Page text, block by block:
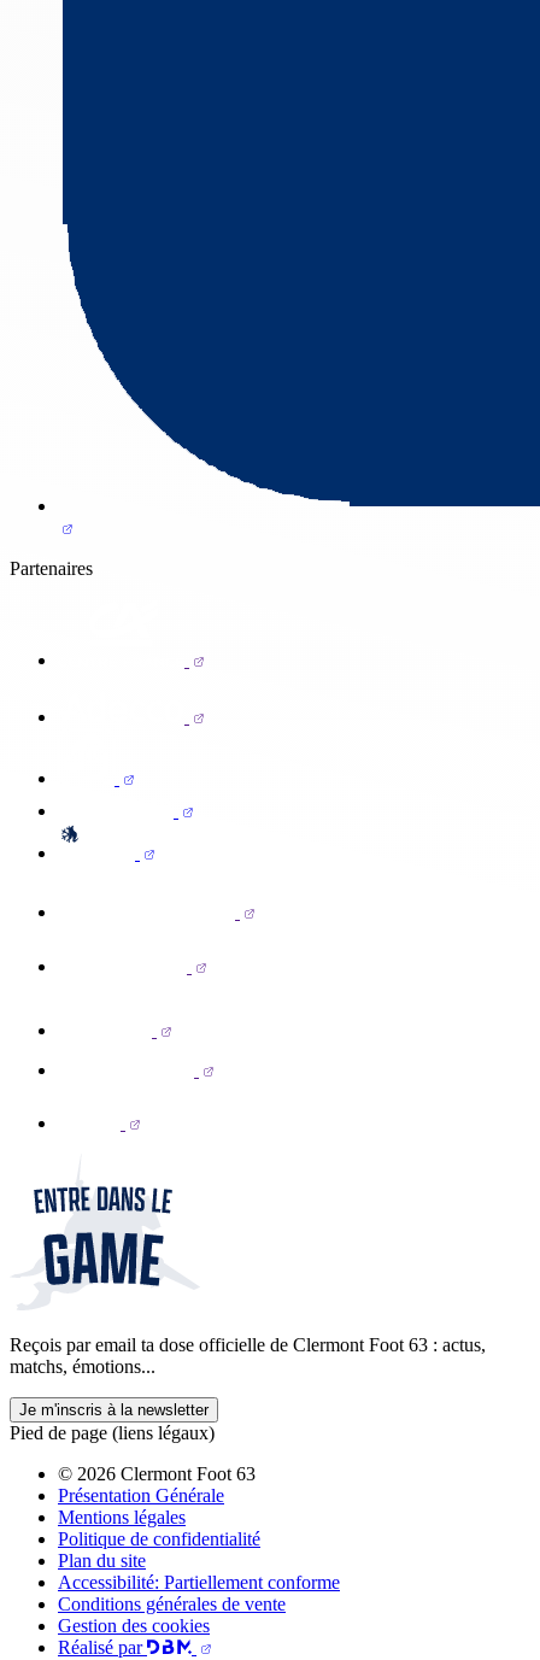
Partenaires
Reçois par email ta dose officielle de Clermont Foot 63 : actus,
matchs, émotions...
Je m'inscris à la newsletter
Pied de page (liens légaux)
© 2026 Clermont Foot 63
Présentation Générale
Mentions légales
Politique de confidentialité
Plan du site
Accessibilité: Partiellement conforme
Conditions générales de vente
Gestion des cookies
Réalisé par